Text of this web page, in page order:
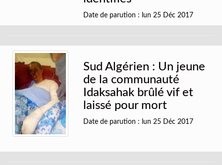
Date de parution : lun 25 Déc 2017
Sud Algérien : Un jeune
de la communauté
Idaksahak brûlé vif et
laissé pour mort
Date de parution : lun 25 Déc 2017